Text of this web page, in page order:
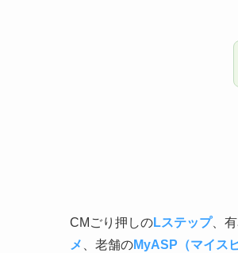
CMごり押しのLステップ、
メ
、老舗のMyASP（マイス